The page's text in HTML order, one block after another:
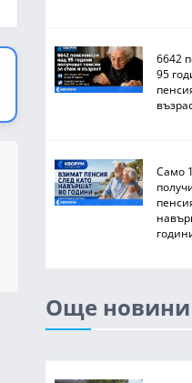
6642
95
Само
Още новини